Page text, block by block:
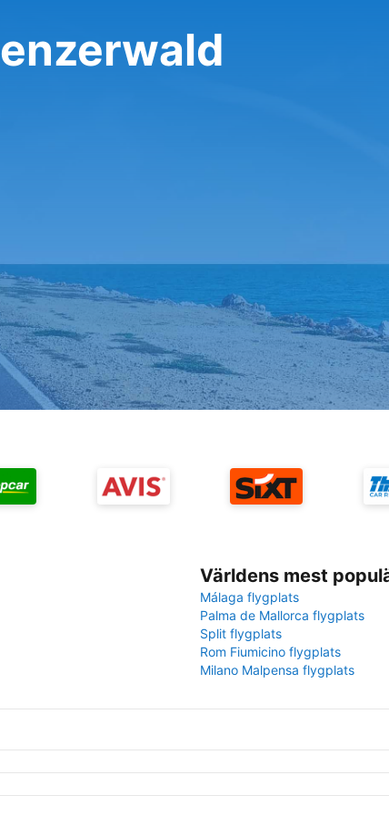
Världens mest
Málaga flygplats
Palma de Mallorca flygplats
Split flygplats
Rom Fiumicino flygplats
Milano Malpensa flygplats